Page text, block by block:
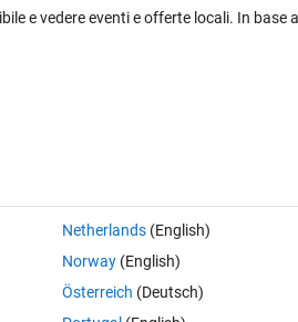
fitrgp?
0 voti
e vedere eventi e offerte locali. In
Netherlands(English)
Norway(English)
Österreich (Deutsch)